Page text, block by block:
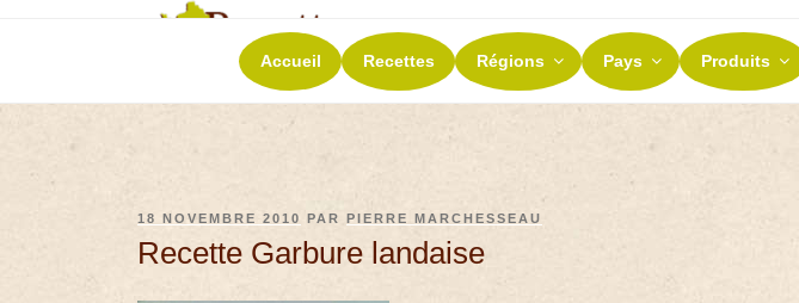
RECETTES ET TERROIRS
La richesse de nos terroirs
Accueil Recettes Régions Pays Produits
18 NOVEMBRE 2010 PARPIERRE MARCHESSEAU
Recette Garbure landaise